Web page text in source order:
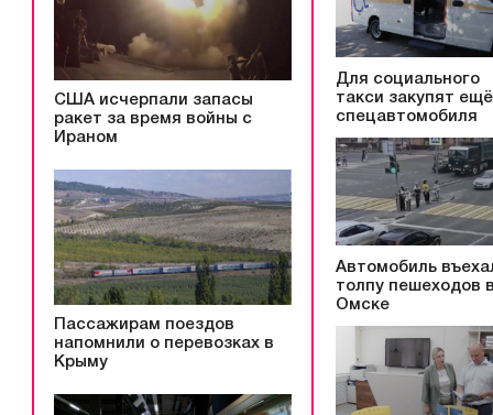
США исчерпали запасы
ракет за время войны с
Ираном
Пассажирам поездов
напомнили о перевозках в
Крыму
Для социального
такси закупят
спецавтомобиля
Автомобиль
толпу пешеходов в
Омске